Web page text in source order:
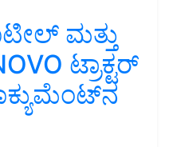
ಮತ್ತು
ಟ್ರಾಕ್ಟರ್